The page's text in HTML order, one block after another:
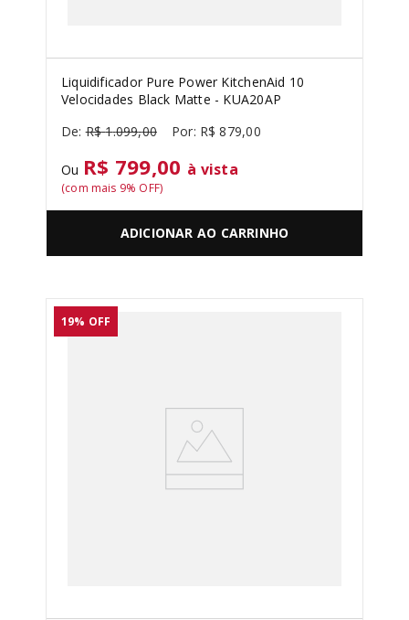
Liquidificador Pure Power KitchenAid 10
Velocidades Black Matte - KUA20AP
R$ 1.099,00 R$ 879,00
Ou R$ 799,00 à vista
(com mais 9% OFF)
ADICIONAR AO CARRINHO
19% OFF